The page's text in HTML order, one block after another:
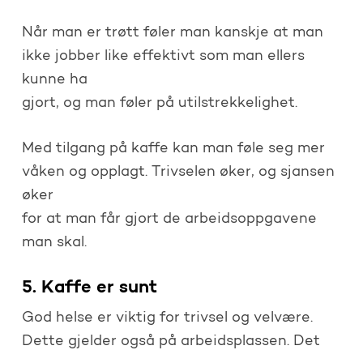
Når man er trøtt føler man kanskje at man
ikke jobber like effektivt som man ellers
kunne ha
gjort, og man føler på utilstrekkelighet.
Med tilgang på kaffe kan man føle seg mer
våken og opplagt. Trivselen øker, og sjansen
øker
for at man får gjort de arbeidsoppgavene
man skal.
5. Kaffe er sunt
God helse er viktig for trivsel og velvære.
Dette gjelder også på arbeidsplassen. Det